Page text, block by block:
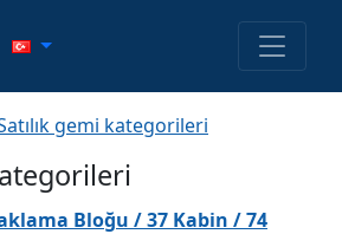
gemi kategorileri
Bloğu / 37 Kabin / 74